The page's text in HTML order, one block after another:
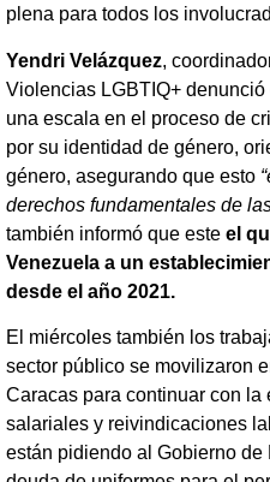
plena para todos los
Yendri Velázquez,
Violencias LGBTIQ+
una escala en el proceso de
por su identidad de género,
género, asegurando que esto
derechos fundamentales de
también informó que este el
Venezuela a un
desde el año 2021.
El miércoles también los
sector público se movilizaron
Caracas para continuar con la
salariales y reivindicaciones
están pidiendo al Gobierno